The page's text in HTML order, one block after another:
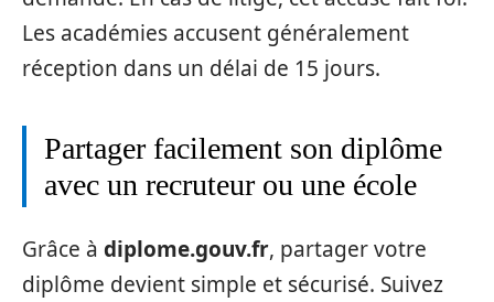
Les académies accusent généralement
réception dans un délai de 15 jours.
Partager facilement son diplôme
avec un recruteur ou une école
Grâce à diplome.gouv.fr, partager votre
diplôme devient simple et sécurisé. Suivez